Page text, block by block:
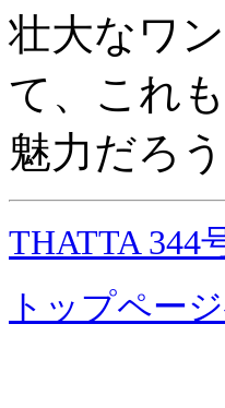
壮大なワ
て、これ
魅力だろう
THATTA 344
トップペー